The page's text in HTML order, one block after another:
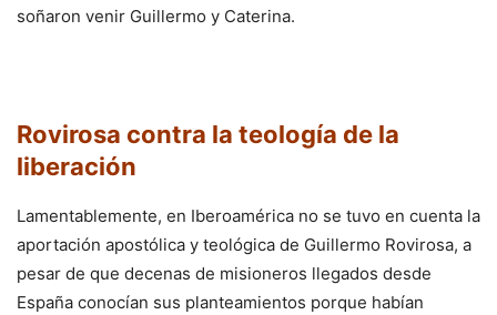
soñaron venir Guillermo y Caterina.
Rovirosa contra la teología de la
liberación
Lamentablemente, en Iberoamérica no se tuvo en cuenta la
aportación apostólica y teológica de Guillermo Rovirosa, a
pesar de que decenas de misioneros llegados desde
España conocían sus planteamientos porque habían